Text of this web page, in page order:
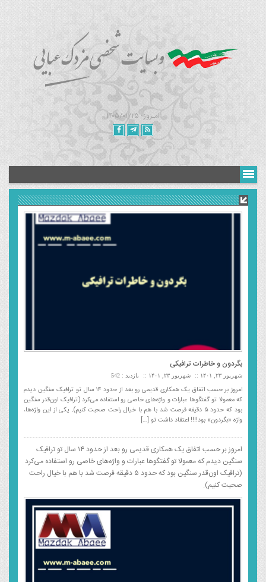
امـروز : ۱۴۰۵/۰۲/۲۵
بگردون و خاطرات ترافیکی
شهریور ۲۳, ۱۴۰۱ شهریور ۲۳, ۱۴۰۱ بازدید : 542
امروز بر حسب اتفاق یک همکاری قدیمی رو بعد از حدود ۱۴ سال تو ترافیک سنگین دیدم
که معمولا تو گفتگوها عبارات و واژه‌های خاصی رو استفاده می‌کرد (ترافیک اون‌قدر سنگین
بود که حدود ۵ دقیقه فرصت شد با هم با خیال راحت صحبت کنیم). یکی از این واژه‌ها،
واژه «بگردون» بود!!!! اعتقاد داشت تو […]
امروز بر حسب اتفاق یک همکاری قدیمی رو بعد از حدود ۱۴ سال تو ترافیک
سنگین دیدم که معمولا تو گفتگوها عبارات و واژه‌های خاصی رو استفاده می‌کرد
(ترافیک اون‌قدر سنگین بود که حدود ۵ دقیقه فرصت شد با هم با خیال راحت
صحبت کنیم).